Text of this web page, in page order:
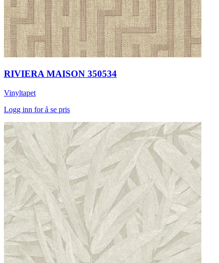
RIVIERA MAISON 350534
Vinyltapet
Logg inn for å se pris